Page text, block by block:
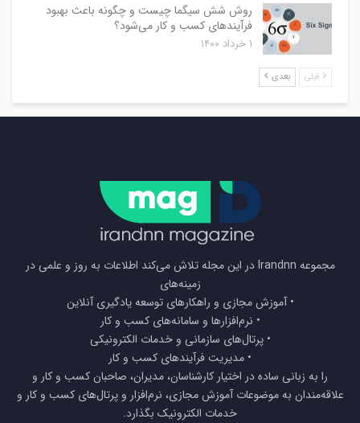
روش شش سیگما چیست و چگونه باعث بهبود
فرآیندهای کسب و کار می‌شود؟
۱ خرداد ۱۴۰۰
قبلی بعدی
مجموعه Irandnn در این مجله تلاش می‌کند اطلاعات به روز و علمی در
زمینه‌های
• آموزش مجازی و راهکارهای توسعه یادگیری آنلاین
• نرم‌افزارها و سامانه‌های کسب و کار
• پرتال‌های سازمانی و خدمات الکترونیکی
• مدیریت فرآیندهای کسب و کار
را به زبانی ساده در اختیار کارشناسان، مدیران، صاحبان کسب و کار و
علاقه‌مندان به موضوعات آموزش مجازی، نرم‌افزار و پرتال‌های کسب و کار و
خدمات الکترونیک بگذارد.